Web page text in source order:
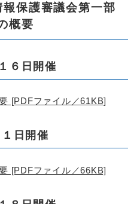
保護審議会第一部
概要
６日開催
[PDFファイル／61KB]
日開催
[PDFファイル／66KB]